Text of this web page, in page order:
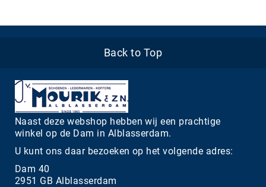
Back to Top
Naast deze webshop hebben wij een prachtige
winkel op de Dam in Alblasserdam.
U kunt ons daar bezoeken op het volgende adres:
Dam 40
2951 GB Alblasserdam